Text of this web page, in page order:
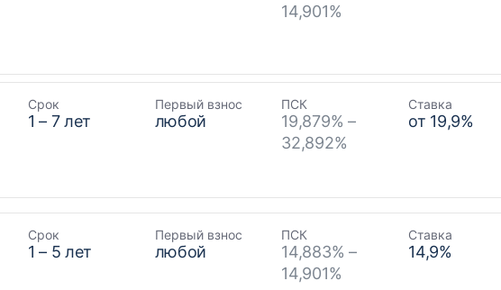
14,901%
Срок
1 – 7лет
Первый взнос
любой
ПСК
19,879% –
32,892%
Ставка
от 19,9%
Срок
1 – 5 лет
Первый взнос
любой
ПСК
14,883% –
14,901%
Ставка
14,9%